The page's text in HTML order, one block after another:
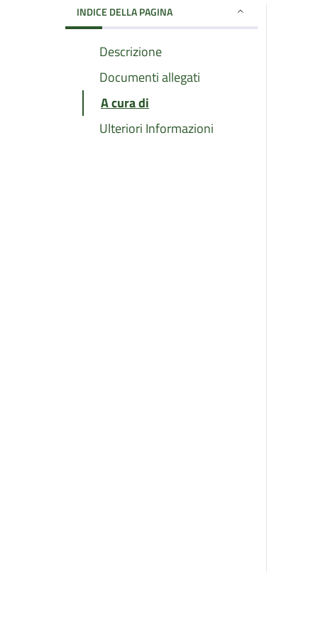
INDICE DELLA PAGINA
Descrizione
Documenti allegati
A cura di
Ulteriori Informazioni